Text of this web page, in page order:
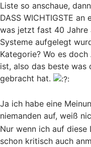
Liste so anschaue,
DASS WICHTIGSTE
was jetzt fast 40 Jahre
Systeme aufgelegt
Kategorie? Wo es
ist, also das beste
gebracht hat.
Ja ich habe eine
niemanden auf, weiß
Nur wenn ich auf diese
schon kritisch auch